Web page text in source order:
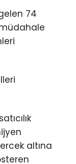
74
altına